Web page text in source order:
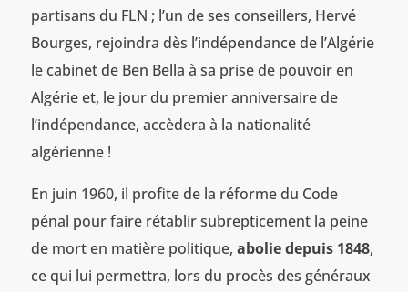
partisans du FLN ; l’un de ses conseillers, Hervé
Bourges, rejoindra dès l’indépendance de l’Algérie
le cabinet de Ben Bella à sa prise de pouvoir en
Algérie et, le jour du premier anniversaire de
l’indépendance, accèdera à la nationalité
algérienne !
En juin 1960, il profite de la réforme du Code
pénal pour faire rétablir subrepticement la peine
de mort en matière politique, abolie depuis 1848,
ce qui lui permettra, lors du procès des généraux